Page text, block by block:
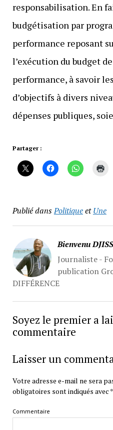
responsabilisation. En
budgétisation par
performance reposant
l’exécution du budget
performance, à savoir
d’objectifs à divers
dépenses publiques,
Partager :
Publié dansPolitiqueetUne
Bienvenu
Journaliste -
publication
DIFFÉRENCE
Soyez le premier a
commentaire
Laisser un
Votre adresse e-mail ne sera
obligatoires sont indiqués avec *
Commentaire